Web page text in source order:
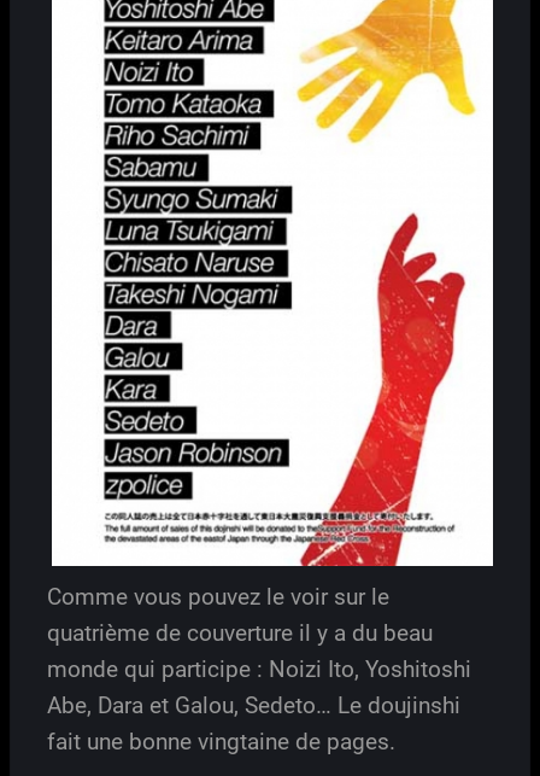
Comme vous pouvez le voir sur le
quatrième de couverture il y a du beau
monde qui participe : Noizi Ito, Yoshitoshi
Abe, Dara et Galou, Sedeto… Le doujinshi
fait une bonne vingtaine de pages.